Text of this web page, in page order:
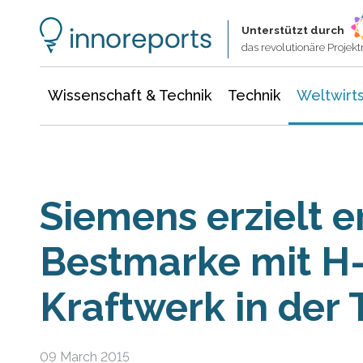
Unterstützt durch
das revolutionäre
Wissenschaft & Technik Technik
Siemens erzielt
Bestmarke mit
Kraftwerk in der
09 March 2015